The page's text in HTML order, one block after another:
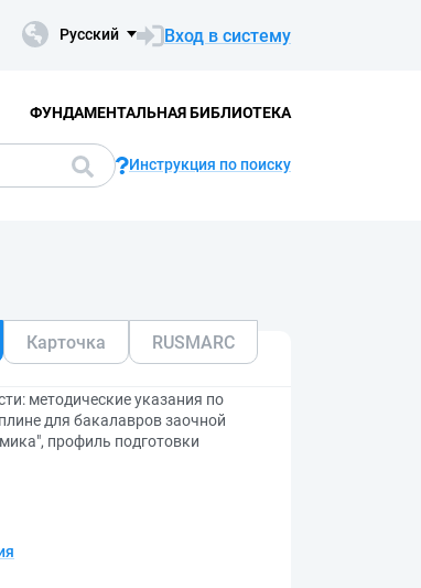
Русский Вход в систему
ФУНДАМЕНТАЛЬНАЯ БИБЛИОТЕКА
Инструкция по поиску
Карточка RUSMARC
методические указания по
для бакалавров заочной
профиль подготовки